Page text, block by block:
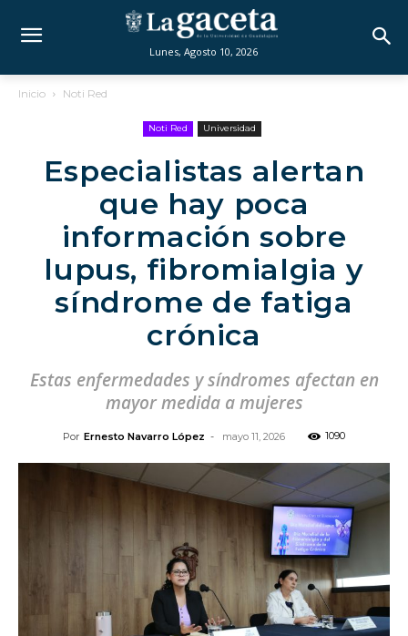
Lunes, Agosto 10, 2026
Inicio Noti Red
Noti Red Universidad
Especialistas alertan
que hay poca
información sobre
lupus, fibromialgia y
síndrome de fatiga
crónica
Estas enfermedades y síndromes afectan en
mayor medida a mujeres
Por Ernesto Navarro López - mayo 11, 2026 1090